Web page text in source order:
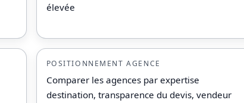
élevée
POSITIONNEMENT AGENCE
Comparer les agences par expertise
destination, transparence du devis, vendeur